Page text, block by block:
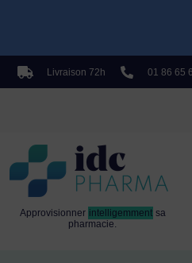
Livraison 72h 01 86 65
Approvisionner intelligemment sa
pharmacie.